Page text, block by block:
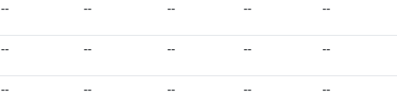
-- -- -- -- --
-- -- -- -- --
-- -- -- -- --